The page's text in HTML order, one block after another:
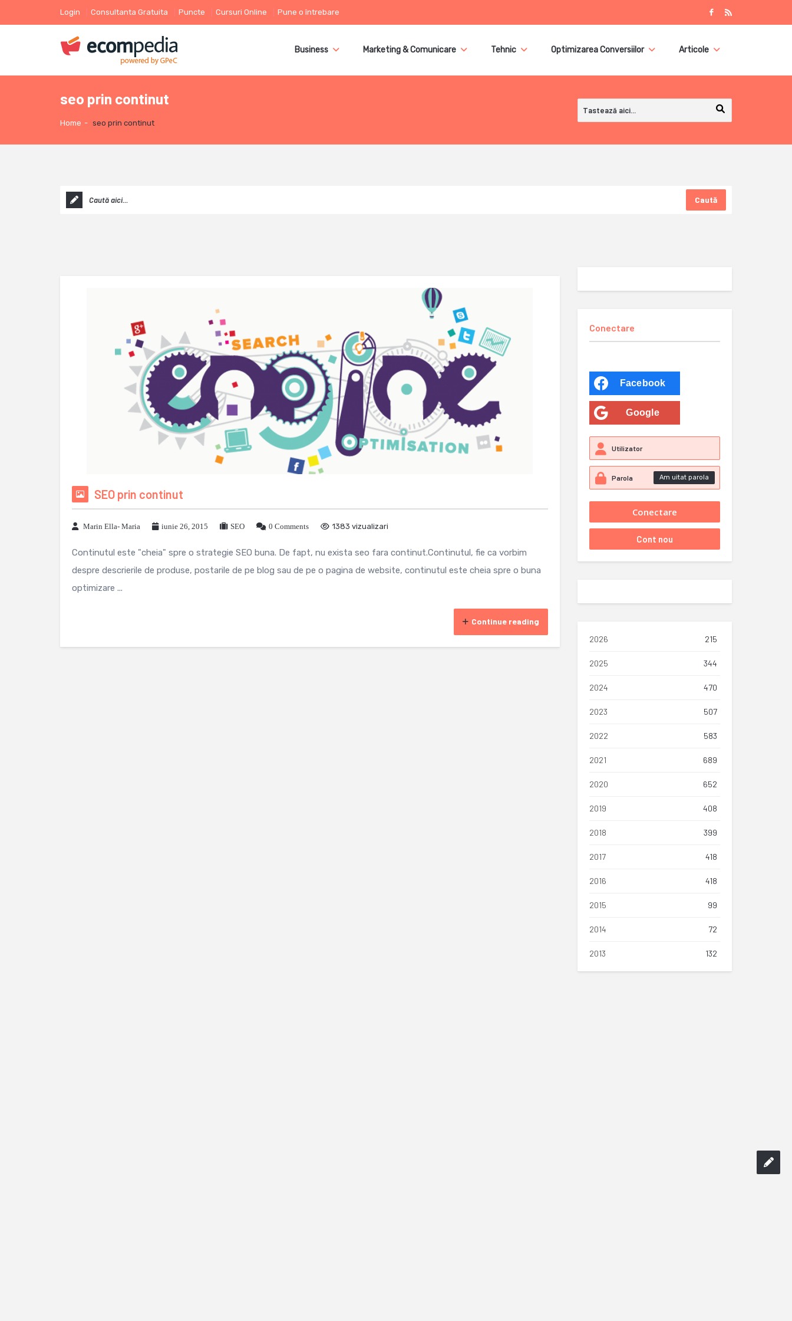
Login Consultanta Gratuita Puncte Cursuri Online Pune o întrebare
Business Marketing & Comunicare Tehnic Optimizarea Conversiilor Articole
seo prin continut
Home - seo prin continut
Caută
SEO prin continut
Marin Ella- Maria iunie 26, 2015 SEO 0 Comments 1383 vizualizari
Continutul este "cheia" spre o strategie SEO buna. De fapt, nu exista seo fara continut.Continutul, fie ca vorbim
despre descrierile de produse, postarile de pe blog sau de pe o pagina de website, continutul este cheia spre o buna
optimizare ...
Continue reading
Conectare
Facebook
Google
Am uitat parola
2026 215
2025 344
2024 470
2023 507
2022 583
2021 689
2020 652
2019 408
2018 399
2017 418
2016 418
2015 99
2014 72
2013 132